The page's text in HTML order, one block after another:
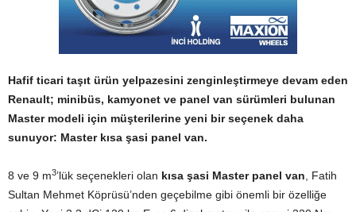
Hafif ticari taşıt ürün yelpazesini zenginleştirmeye devam eden
Renault; minibüs, kamyonet ve panel van sürümleri bulunan
Master modeli için müşterilerine yeni bir seçenek daha
sunuyor: Master kısa şasi panel van.
8 ve 9 m3’lük seçenekleri olan kısa şasi Master panel van , Fatih
Sultan Mehmet Köprüsü’nden geçebilme gibi önemli bir özelliğe